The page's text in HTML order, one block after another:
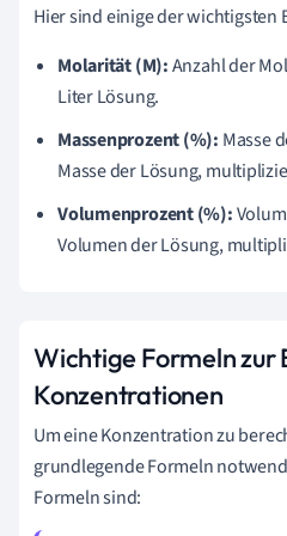
Hier sind einige der wichtigsten
Molarität (M):Anzahl der
Liter Lösung.
Massenprozent (%): Masse
Masse der Lösung,
Volumenprozent (%):
Volumen der Lösung,
Wichtige Formeln zur
Konzentrationen
Um eine Konzentration zu
grundlegende Formeln
Formeln sind: